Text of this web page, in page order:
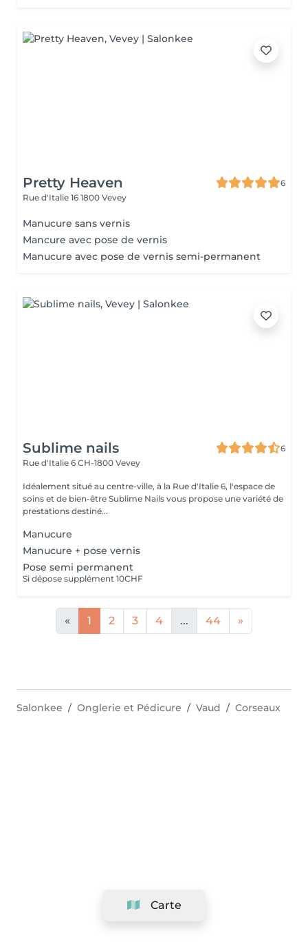
Pretty Heaven
6
Rue d'Italie 16 1800 Vevey
Manucure sans vernis
Mancure avec pose de vernis
Manucure avec pose de vernis semi-permanent
Sublime nails
6
Rue d'Italie 6 CH-1800 Vevey
Idéalement situé au centre-ville, à la Rue d'Italie 6, l'espace de
soins et de bien-être Sublime Nails vous propose une variété de
prestations destiné...
Manucure
Manucure + pose vernis
Pose semi permanent
Si dépose supplément 10CHF
« 1 2 3 4 ... 44 »
Carte
Salonkee Onglerie et Pédicure Vaud Corseaux